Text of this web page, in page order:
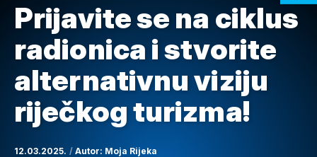
Prijavite se na ciklus
radionica i stvorite
alternativnu viziju
riječkog turizma!
12.03.2025. Autor: Moja Rijeka